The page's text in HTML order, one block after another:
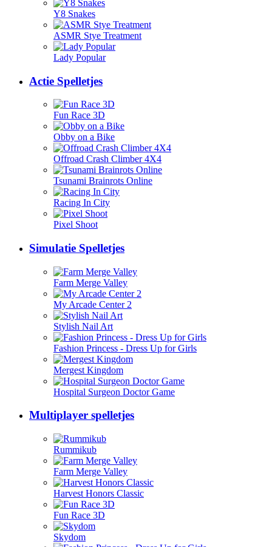
Y8 Snakes
ASMR Stye Treatment
Lady Popular
Actie Spelletjes
Fun Race 3D
Obby on a Bike
Offroad Crash Climber 4X4
Tsunami Brainrots Online
Racing In City
Pixel Shoot
Simulatie Spelletjes
Farm Merge Valley
My Arcade Center 2
Stylish Nail Art
Fashion Princess - Dress Up for Girls
Mergest Kingdom
Hospital Surgeon Doctor Game
Multiplayer spelletjes
Rummikub
Farm Merge Valley
Harvest Honors Classic
Fun Race 3D
Skydom